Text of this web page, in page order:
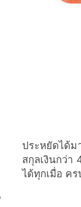
ประหยัดได้ม
สกุลเงินกว่า
ได้ทุกเมื่อ ค